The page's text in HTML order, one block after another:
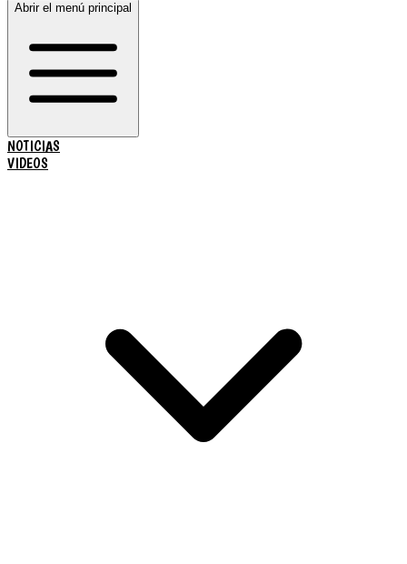
Abrir el menú principal
NOTICIAS
VIDEOS